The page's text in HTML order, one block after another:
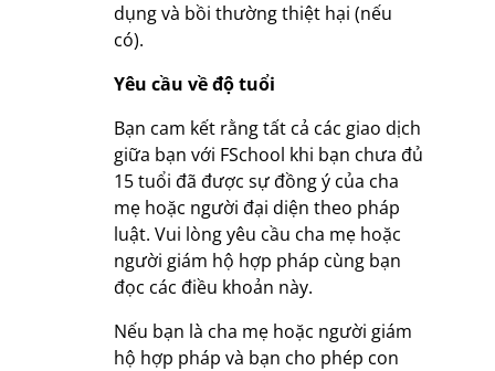
dụng và bồi thường thiệt hại (nếu
có).
Yêu cầu về độ tuổi
Bạn cam kết rằng tất cả các giao dịch
giữa bạn với FSchool khi bạn chưa đủ
15 tuổi đã được sự đồng ý của cha
mẹ hoặc người đại diện theo pháp
luật. Vui lòng yêu cầu cha mẹ hoặc
người giám hộ hợp pháp cùng bạn
đọc các điều khoản này.
Nếu bạn là cha mẹ hoặc người giám
hộ hợp pháp và bạn cho phép con